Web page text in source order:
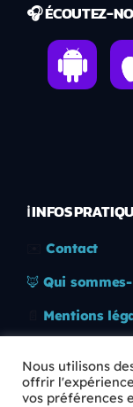
🎧 ÉCOUTEZ-
ℹ️ INFOS
Contact
🦊 Qui
Mentions
🛡️ RGPD
Nous utilisons
offrir
vos préférences